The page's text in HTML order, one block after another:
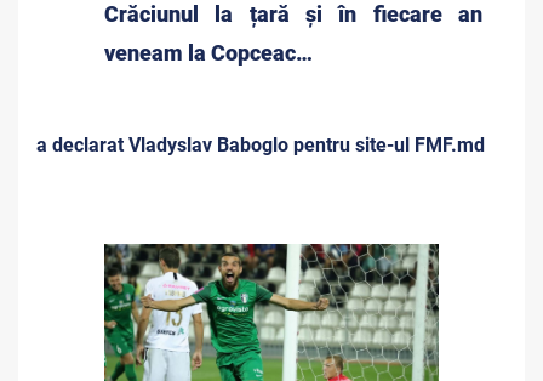
Crăciunul la țară și în fiecare an
veneam la Copceac…
a declarat Vladyslav Baboglo pentru site-ul FMF.md